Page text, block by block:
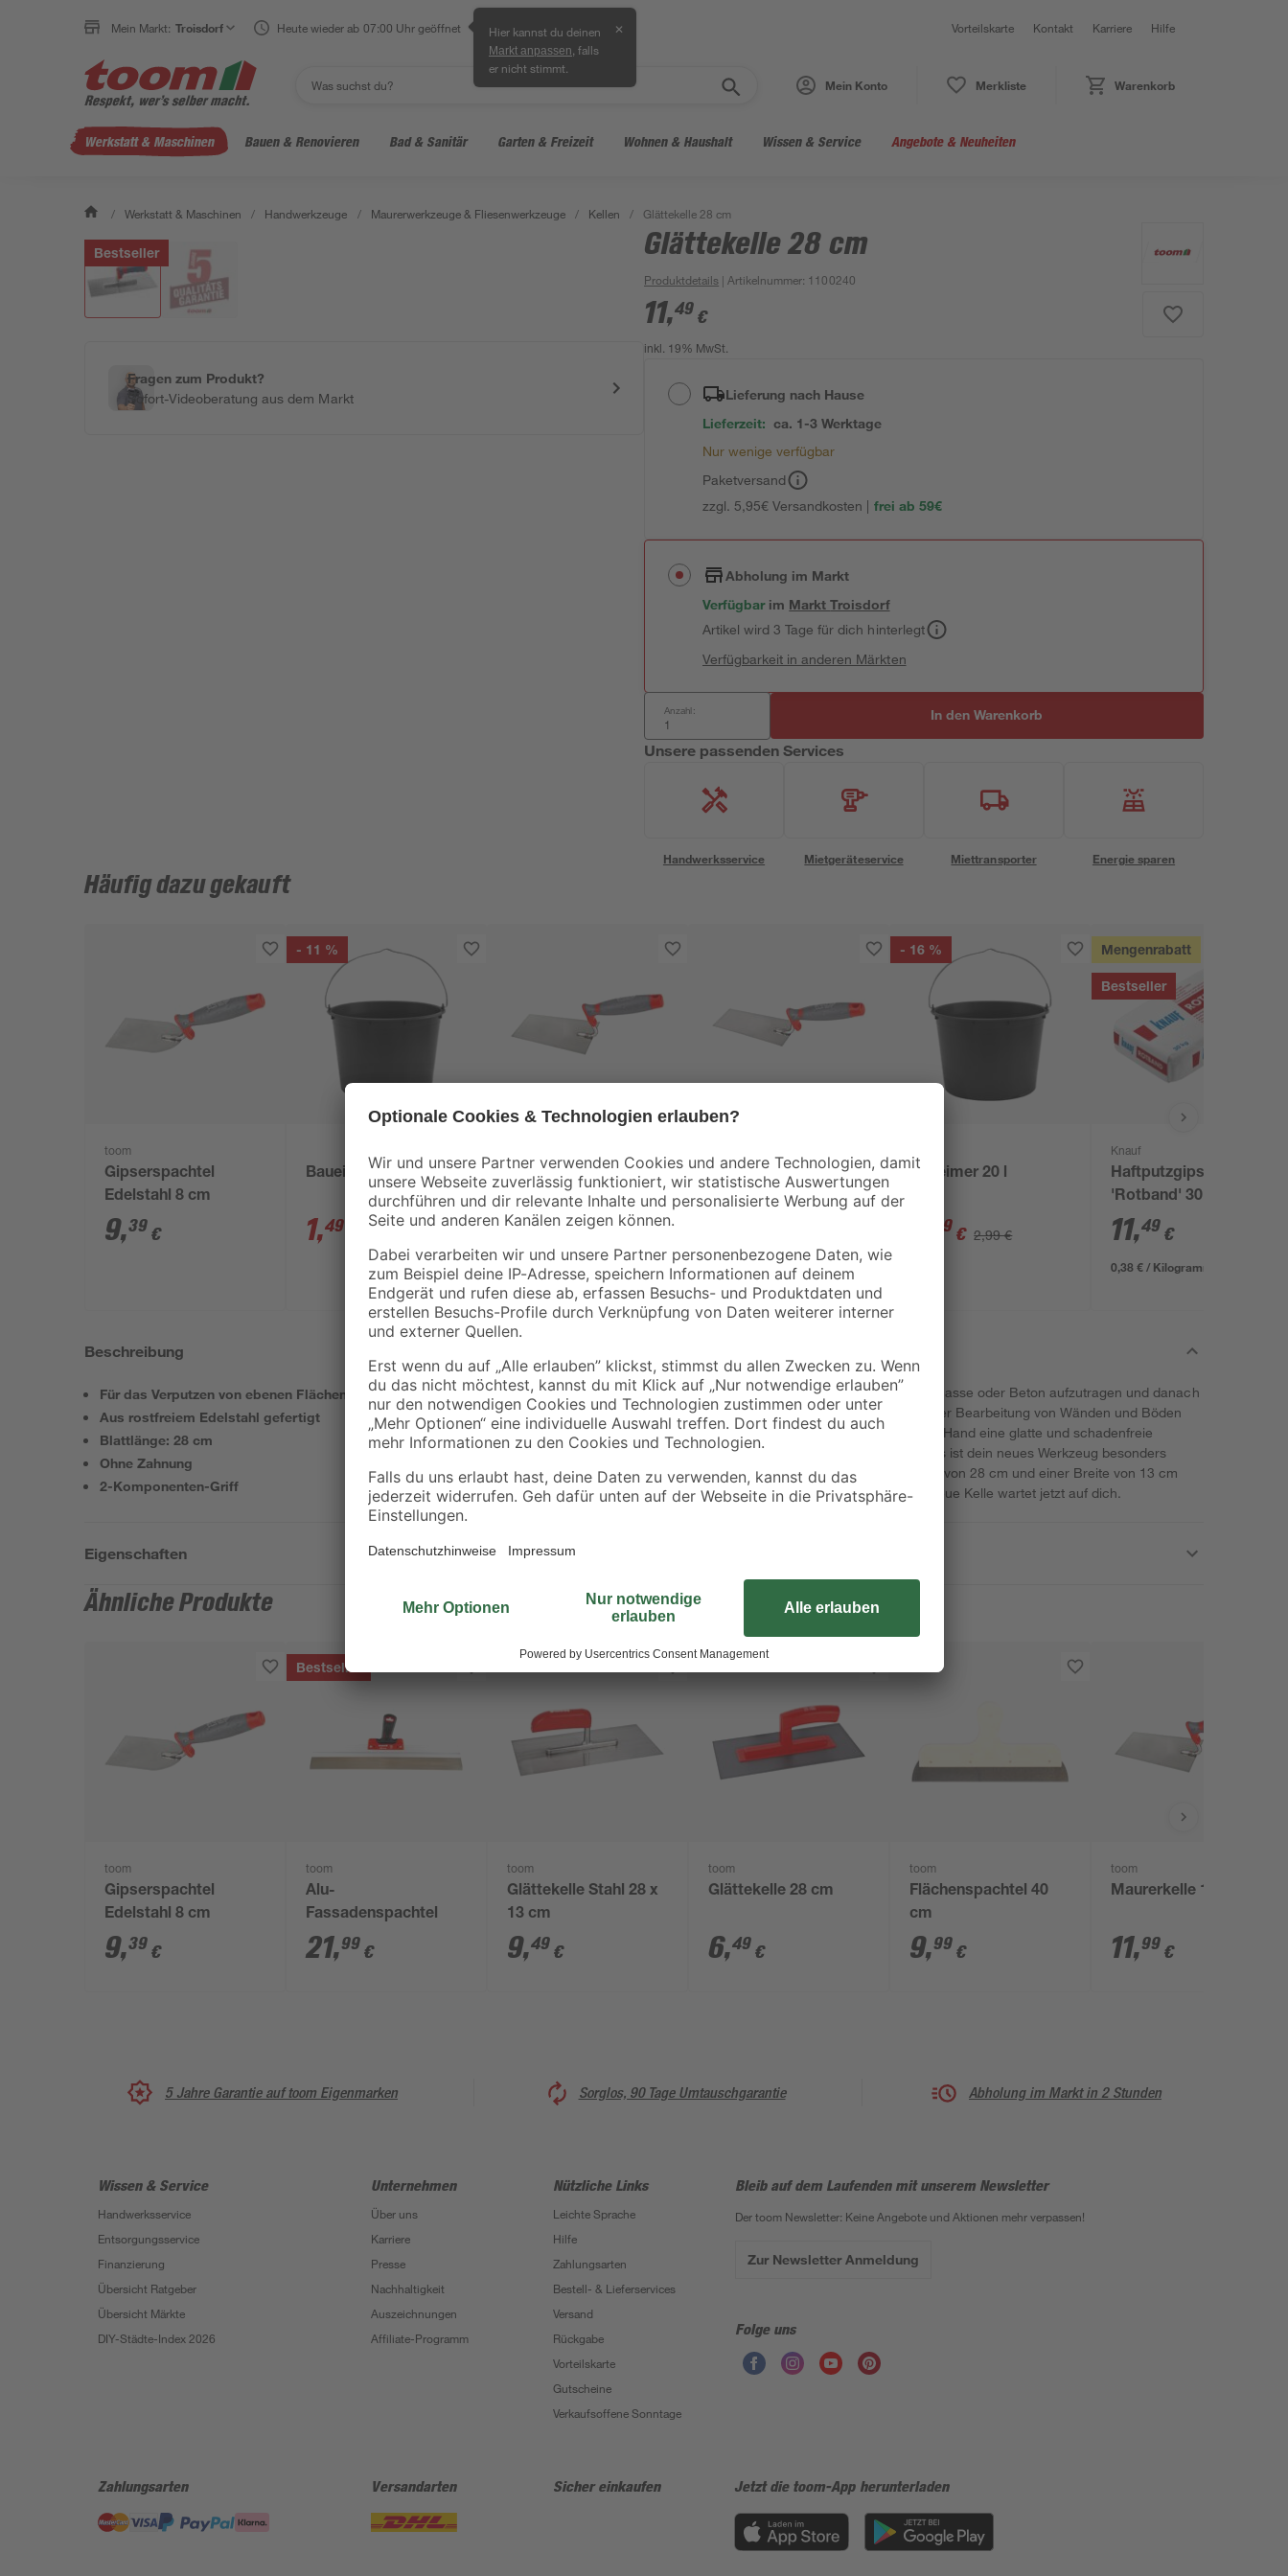
Mein Markt: Troisdorf Heute wieder ab 07:00 Uhr geöffnet Hier kannst du deinen
Markt anpassen , falls
er nicht stimmt.
✕ Vorteilskarte Kontakt Karriere Hilfe
Mein Konto Merkliste Warenkorb
Werkstatt & Maschinen Bauen & Renovieren Bad & Sanitär Garten & Freizeit Wohnen & Haushalt Wissen & Service Angebote & Neuheiten
/ Werkstatt & Maschinen / Handwerkzeuge / Maurerwerkzeuge & Fliesenwerkzeuge / Kellen / Glättekelle 28 cm
Bestseller
Fragen zum Produkt?
Sofort-Videoberatung aus dem Markt
Glättekelle 28 cm
Produktdetails | Artikelnummer: 1100240
11,49 €
inkl. 19% MwSt.
Lieferung nach Hause
Lieferzeit: ca. 1-3 Werktage
Nur wenige verfügbar
Paketversand
zzgl. 5,95€ Versandkosten | frei ab 59€
Abholung im Markt
Verfügbar im MarktTroisdorf
Artikel wird 3 Tage für dich hinterlegt
Verfügbarkeit in anderen Märkten
Anzahl: In den Warenkorb
Unsere passenden Services
Handwerksservice Mietgeräteservice Miettransporter Energie sparen
Häufig dazu gekauft
toom
Gipserspachtel
Edelstahl 8 cm
9,39 €
- 11 %
Baueimer 12 l
1,49
Maurerkelle 16 cm
11,99
Berner Putzkelle 14
cm
- 16 %
Baueimer 20 l
49 € 2,99 €
Mengenrabatt
Bestseller
Knauf
Haftputzgips
'Rotband' 30 kg
11,49 €
0,38 € / Kilogramm
Beschreibung
Für das Verputzen von ebenen Flächen
Aus rostfreiem Edelstahl gefertigt
Blattlänge: 28 cm
Ohne Zahnung
2-Komponenten-Griff
Die Glättekelle von toom hilft dir Putz, Spachtelmasse oder Beton aufzutragen und danach
glatt und eben zu streichen. Insbesondere bei der Bearbeitung von Wänden und Böden
unterstützt dich die Kelle und erschafft in deiner Hand eine glatte und schadenfreie
Oberfläche. Dank des robusten Edelstahl-Kopfes ist dein neues Werkzeug besonders
widerstandsfähig und langlebig. Mit einer Länge von 28 cm und einer Breite von 13 cm
hast du ein angenehmes Arbeitsgefühl. Deine neue Kelle wartet jetzt auf dich.
Eigenschaften
Ähnliche Produkte
toom
Gipserspachtel
Edelstahl 8 cm
9,39 €
Bestseller
toom
Alu-
Fassadenspachtel
21,99 €
toom
Glättekelle Stahl 28 x
13 cm
9,49 €
toom
Glättekelle 28 cm
6,49 €
toom
Flächenspachtel 40
cm
9,99 €
toom
Maurerkelle 16 cm
11,99 €
5 Jahre Garantie auf toom Eigenmarken Sorglos, 90 Tage Umtauschgarantie Abholung im Markt in 2 Stunden
Wissen & Service
Handwerksservice
Entsorgungsservice
Finanzierung
Übersicht Ratgeber
Übersicht Märkte
DIY-Städte-Index 2026
Unternehmen
Über uns
Karriere
Presse
Nachhaltigkeit
Auszeichnungen
Affiliate-Programm
Nützliche Links
Leichte Sprache
Hilfe
Zahlungsarten
Bestell- & Lieferservices
Versand
Rückgabe
Vorteilskarte
Gutscheine
Verkaufsoffene Sonntage
Bleib auf dem Laufenden mit unserem Newsletter
Der toom Newsletter: Keine Angebote und Aktionen mehr verpassen!
Zur Newsletter Anmeldung
Folge uns
Zahlungsarten Versandarten Sicher einkaufen Jetzt die toom-App herunterladen